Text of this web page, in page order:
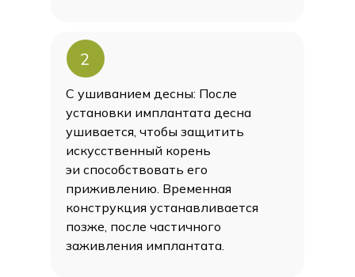
С ушиванием десны: После
установки имплантата десна
ушивается, чтобы защитить
искусственный корень
эи способствовать его
приживлению. Временная
конструкция устанавливается
позже, после частичного
заживления имплантата.
2
абатмент
металлокерамическаякоронка
54 000 ₽
имплант